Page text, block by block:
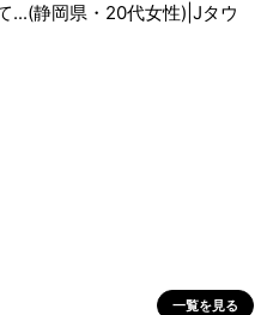
...(静岡県・20代女性)|Jタウ
一覧を見る